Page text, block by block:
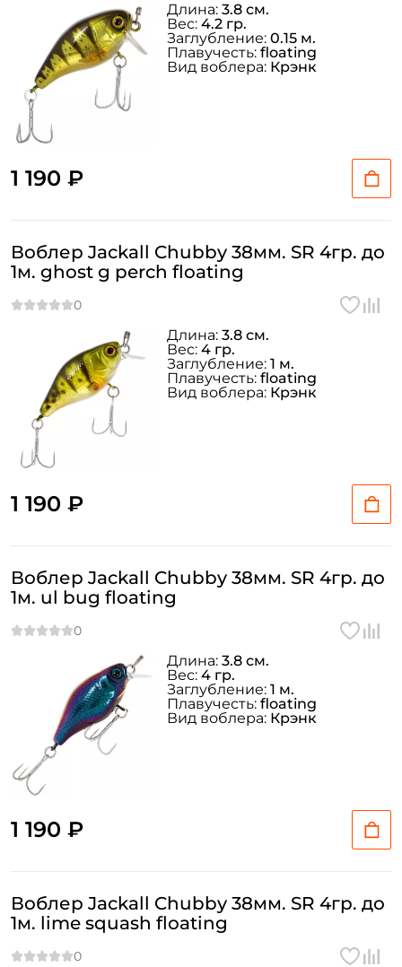
1 190 ₽
Длина: 3.8 см.
Вес: 4.2 гр.
Заглубление: 0.15 м.
Плавучесть: floating
Вид воблера: Крэнк
Воблер Jackall Chubby 38мм. SR 4гр. до
1м. ghost g perch floating
1 190 ₽
Длина: 3.8 см.
Вес: 4 гр.
Заглубление: 1 м.
Плавучесть: floating
Вид воблера: Крэнк
Воблер Jackall Chubby 38мм. SR 4гр. до
1м. ul bug floating
1 190 ₽
Длина: 3.8 см.
Вес: 4 гр.
Заглубление: 1 м.
Плавучесть: floating
Вид воблера: Крэнк
Воблер Jackall Chubby 38мм. SR 4гр. до
1м. lime squash floating